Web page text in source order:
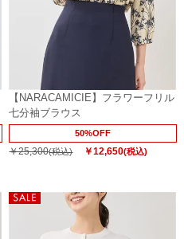
【NARACAMICIE】フラワーフリル
七分袖ブラウス
50%OFF
￥25,300(税込) ￥12,650(税込)